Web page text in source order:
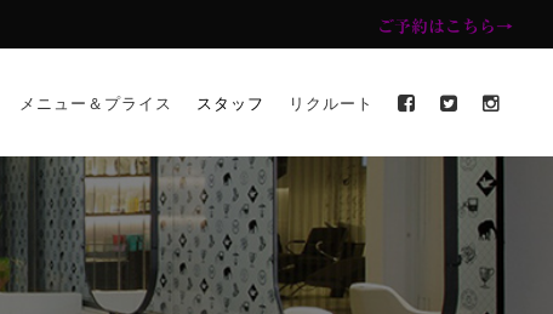
ご予約はこちら→
メニュー＆プライス スタッフ リクルート